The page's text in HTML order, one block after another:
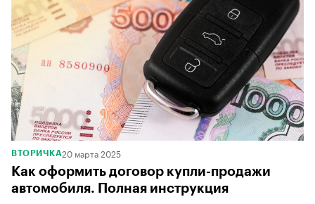
ВТОРИЧКА20 марта 2025
Как оформить договор купли-продажи
автомобиля. Полная инструкция